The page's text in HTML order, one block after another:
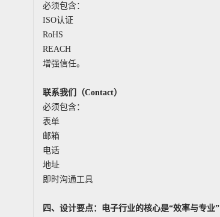
必须包含：
ISO认证
RoHS
REACH
增强信任。
联系我们（Contact）
必须包含：
表单
邮箱
电话
地址
即时沟通工具
四、设计要点：电子行业的核心是“效率与专业”